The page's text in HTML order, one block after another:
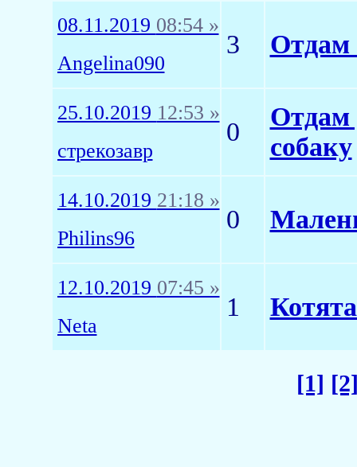
08.11.2019 08:54 »
Angelina090
3 Отдам
25.10.2019 12:53 »
стрекозавр
0
Отдам
собаку
14.10.2019 21:18 »
Philins96
0
12.10.2019 07:45 »
Neta
1
[1]